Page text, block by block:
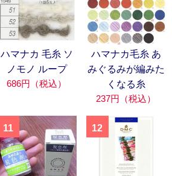
ハマナカ 毛糸 ソ
ノモノ ループ
686円（税込）
ハマナカ毛糸 あ
みぐるみが編みた
くなる糸
237円（税込）
11 12